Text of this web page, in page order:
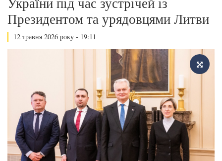
Президентом та урядовцями Литви
12 травня 2026 року - 19:11